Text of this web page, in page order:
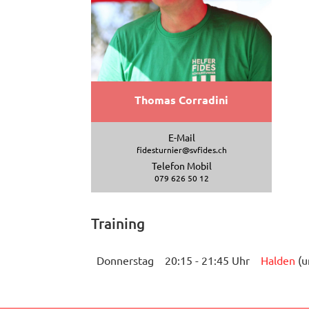
Thomas Corradini
E-Mail
fidesturnier@svfides.ch
Telefon Mobil
079 626 50 12
Training
Donnerstag 20:15 - 21:45 Uhr Halden